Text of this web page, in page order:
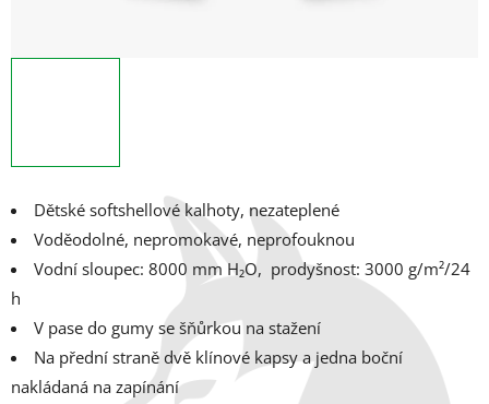
Dětské softshellové kalhoty, nezateplené
Voděodolné, nepromokavé, neprofouknou
Vodní sloupec: 8000 mm H₂O, prodyšnost: 3000 g/m²/24
h
V pase do gumy se šňůrkou na stažení
Na přední straně dvě klínové kapsy a jedna boční
nakládaná na zapínání